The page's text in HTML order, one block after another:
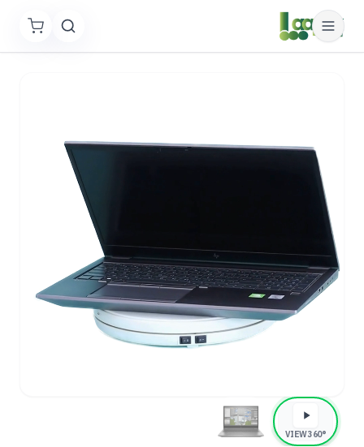
360° VIEW